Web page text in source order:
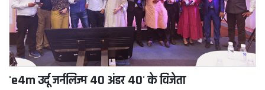
'e4m उर्दू जर्नलिज्म 40 अंडर 40' के विजेता